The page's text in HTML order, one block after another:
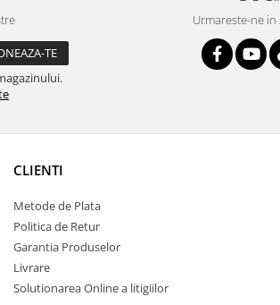
Urmareste-ne in
CLIENTI
Metode de Plata
Politica de Retur
Garantia Produselor
Livrare
Solutionarea Online a litigiilor